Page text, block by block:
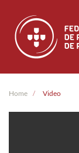
Skip to
Home Video